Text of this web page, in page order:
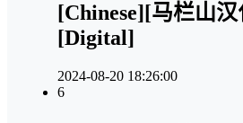
[Chinese][马栏山
[Digital]
2024-08-20 18:26:00
6